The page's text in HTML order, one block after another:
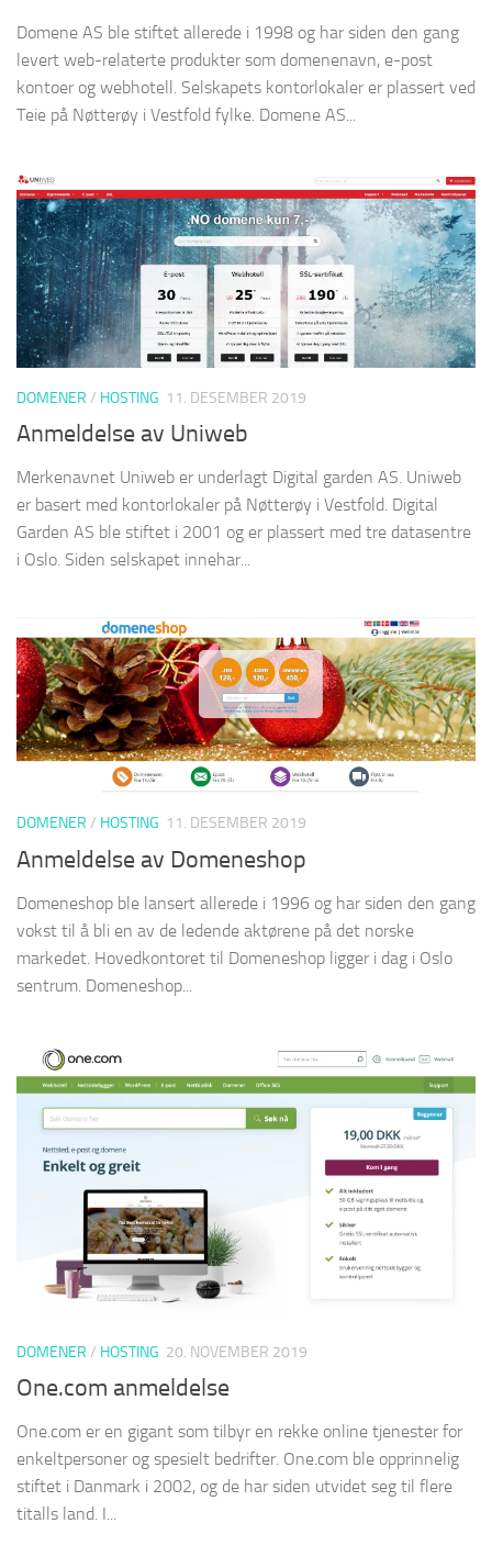
Domene AS ble stiftet allerede i 1998 og har siden den gang
levert web-relaterte produkter som domenenavn, e-post
kontoer og webhotell. Selskapets kontorlokaler er plassert ved
Teie på Nøtterøy i Vestfold fylke. Domene AS...
DOMENER / HOSTING 11. DESEMBER 2019
Anmeldelse av Uniweb
Merkenavnet Uniweb er underlagt Digital garden AS. Uniweb
er basert med kontorlokaler på Nøtterøy i Vestfold. Digital
Garden AS ble stiftet i 2001 og er plassert med tre datasentre
i Oslo. Siden selskapet innehar...
DOMENER / HOSTING 11. DESEMBER 2019
Anmeldelse av Domeneshop
Domeneshop ble lansert allerede i 1996 og har siden den gang
vokst til å bli en av de ledende aktørene på det norske
markedet. Hovedkontoret til Domeneshop ligger i dag i Oslo
sentrum. Domeneshop...
DOMENER / HOSTING 20. NOVEMBER 2019
One.com anmeldelse
One.com er en gigant som tilbyr en rekke online tjenester for
enkeltpersoner og spesielt bedrifter. One.com ble opprinnelig
stiftet i Danmark i 2002, og de har siden utvidet seg til flere
titalls land. I...